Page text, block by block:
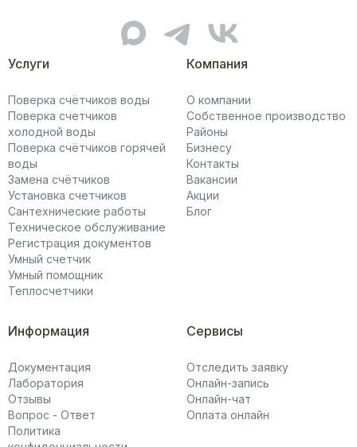
MAX канал Мультисистемы
Telegram канал
ВКонтакте
Услуги
Поверка счётчиков воды
Поверка счетчиков
холодной воды
Поверка счётчиков горячей
воды
Замена счётчиков
Установка счетчиков
Сантехнические работы
Техническое обслуживание
Регистрация документов
Умный счетчик
Умный помощник
Теплосчетчики
Компания
О компании
Собственное производство
Районы
Бизнесу
Контакты
Вакансии
Акции
Блог
Информация
Документация
Лаборатория
Отзывы
Вопрос - Ответ
Политика
Сервисы
Отследить заявку
Онлайн-запись
Онлайн-чат
Оплата онлайн